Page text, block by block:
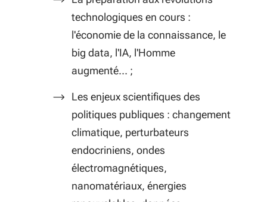
technologiques en cours :
l'économie de la connaissance, le
big data, l'IA, l'Homme
augmenté… ;
Les enjeux scientifiques des
politiques publiques : changement
climatique, perturbateurs
endocriniens, ondes
électromagnétiques,
nanomatériaux, énergies